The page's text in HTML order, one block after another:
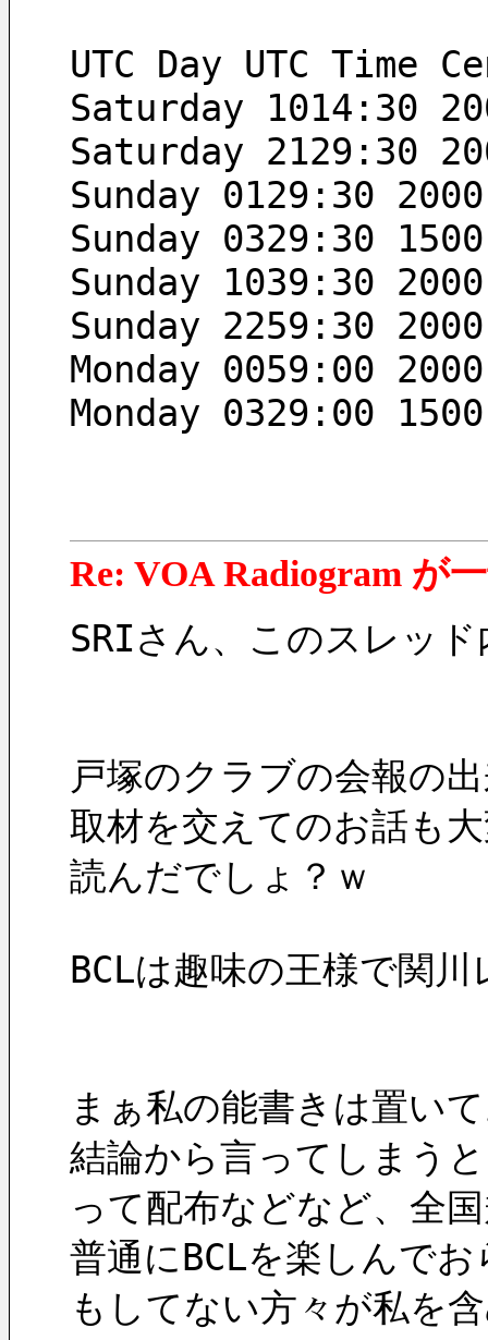
Saturday 1014:30
Saturday 2129:30
Sunday 0129:30 2000
Sunday 0329:30
Sunday 1039:30
Sunday 2259:30 2000
Monday 0059:00 2000
Monday 0329:00
Re: VOA Radiogram が
SRIさん、このスレッ
戸塚のクラブの会報の
取材を交えてのお話も
読んだでしょ？ｗ
BCLは趣味の王様で関
まぁ私の能書きは置い
結論から言ってしまう
って配布などなど、全
普通にBCLを楽しんで
もしてない方々が私を